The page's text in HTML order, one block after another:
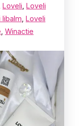
Loveli Loveli
libalm Loveli
Winactie